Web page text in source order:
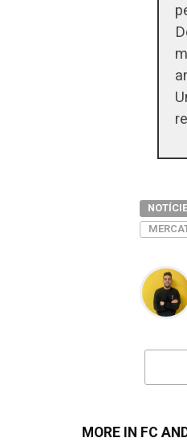
MORE IN FC